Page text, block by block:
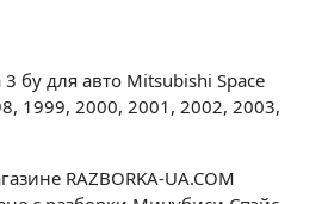
бу для авто Mitsubishi Space
1999, 2000, 2001, 2002, 2003,
RAZBORKA-UA.COM